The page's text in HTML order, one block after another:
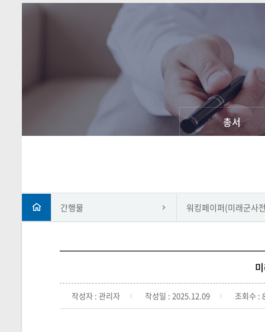
총서
간행물 워킹페이퍼(미래군사
작성자 : 관리자 작성일 : 2025.12.09 조회수 :